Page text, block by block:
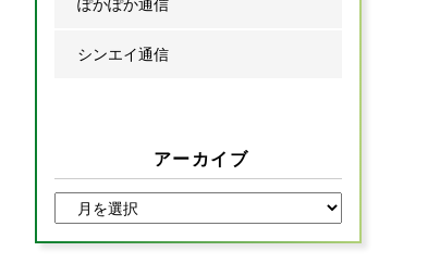
ぽかぽか通信
シンエイ通信
アーカイブ